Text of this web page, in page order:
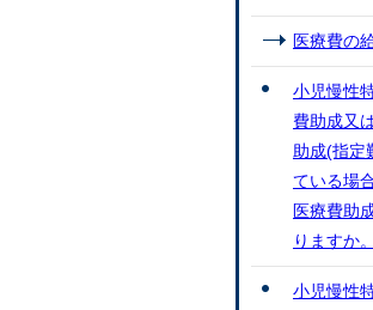
医療費の
小児慢性
費助成又
助成(指定
ている場
医療費助
りますか。
小児慢性